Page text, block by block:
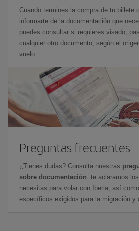
Cuando termines la compra de tu billete
informarte de la documentación que
puedes consultar si requieres visado,
cualquier otro documento, según el
vuelo.
Preguntas frecuentes
¿Tienes dudas? Consulta nuestras
sobre documentación: te aclaramos
necesitas para volar con Iberia, así
específicos exigidos para la migración y